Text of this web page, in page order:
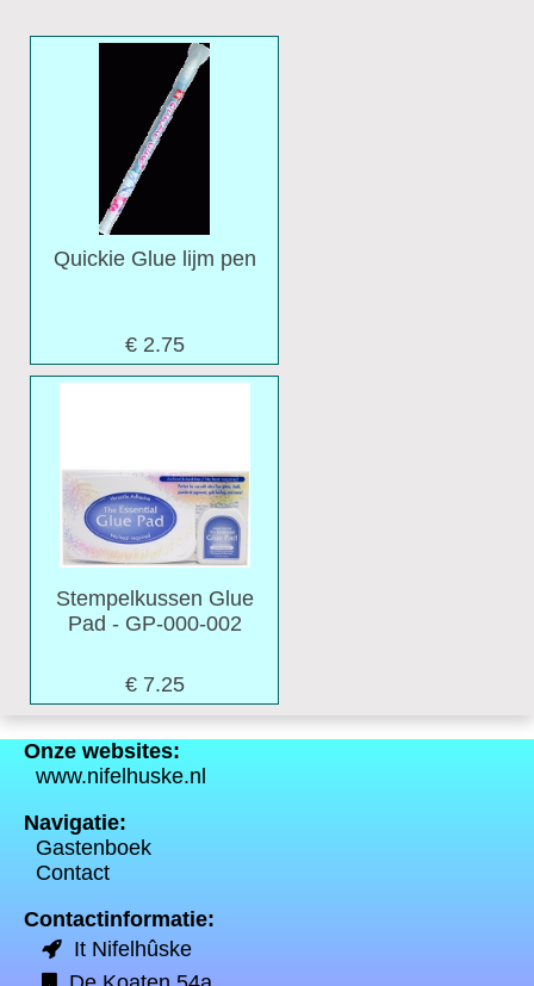
Quickie Glue lijm pen
€ 2.75
Stempelkussen Glue
Pad - GP-000-002
€ 7.25
Onze websites:
www.nifelhuske.nl
Navigatie:
Gastenboek
Contact
Contactinformatie:
It Nifelhûske